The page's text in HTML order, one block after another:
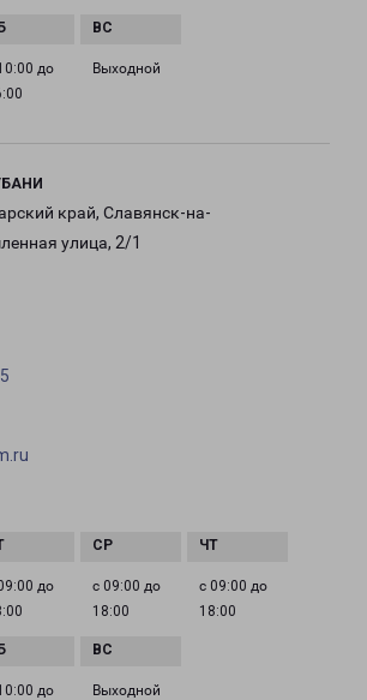
до
Выходной
край, Славянск-на-
улица, 2/1
до
с 09:00 до
18:00
с 09:00 до
18:00
до Выходной